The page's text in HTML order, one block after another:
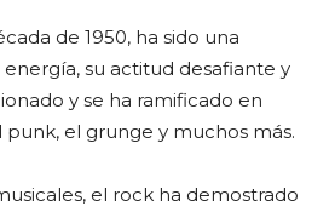
de 1950, ha sido una
su actitud desafiante y
y se ha ramificado en
el grunge y muchos más.
el rock ha demostrado